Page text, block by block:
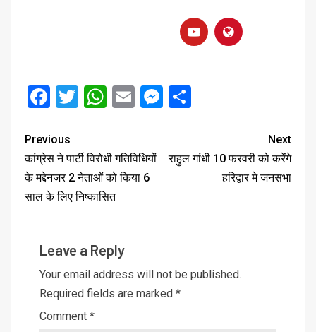
Facebook
Twitter
WhatsApp
EmailMessenger
Previous
कांग्रेस ने पार्टी विरोधी गतिविधियों
के मद्देनजर 2 नेताओं को किया 6
साल के लिए निष्कासित
Next
राहुल गांधी 10 फरवरी को करेंगे
हरिद्वार मे जनसभा
Leave a Reply
Your email address will not be published.
Required fields are marked *
Comment *